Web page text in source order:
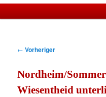
springen
Beitragsnavigation
← Vorheriger
Nordheim/
Wiesentheid